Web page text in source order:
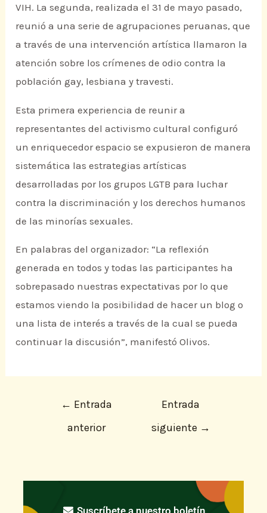
VIH. La segunda, realizada el 31 de mayo pasado,
reunió a una serie de agrupaciones peruanas, que
a través de una intervención artística llamaron la
atención sobre los crímenes de odio contra la
población gay, lesbiana y travesti.
Esta primera experiencia de reunir a
representantes del activismo cultural configuró
un enriquecedor espacio se expusieron de manera
sistemática las estrategias artísticas
desarrolladas por los grupos LGTB para luchar
contra la discriminación y los derechos humanos
de las minorías sexuales.
En palabras del organizador: “La reflexión
generada en todos y todas las participantes ha
sobrepasado nuestras expectativas por lo que
estamos viendo la posibilidad de hacer un blog o
una lista de interés a través de la cual se pueda
continuar la discusión”, manifestó Olivos.
← Entrada
anterior
Entrada
siguiente →